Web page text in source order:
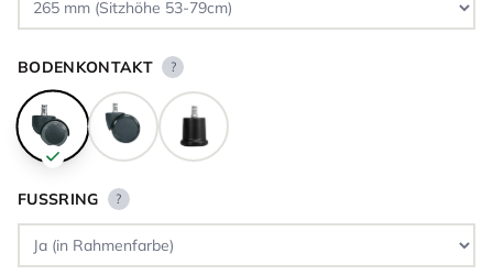
BODENKONTAKT ?
FUSSRING ?